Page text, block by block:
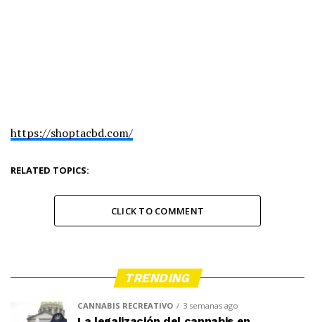
https://shoptacbd.com/
RELATED TOPICS:
CLICK TO COMMENT
TRENDING
CANNABIS RECREATIVO 3 semanas ago